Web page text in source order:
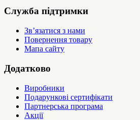
Служба підтримки
Зв’язатися з нами
Повернення товару
Мапа сайту
Додатково
Виробники
Подарункові сертифікати
Партнерська програма
Акції